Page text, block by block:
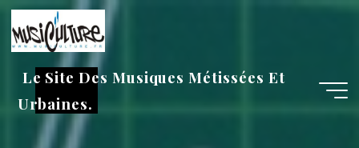
Aller
au
contenu
Le Site Des Musiques Métissées Et
Urbaines.